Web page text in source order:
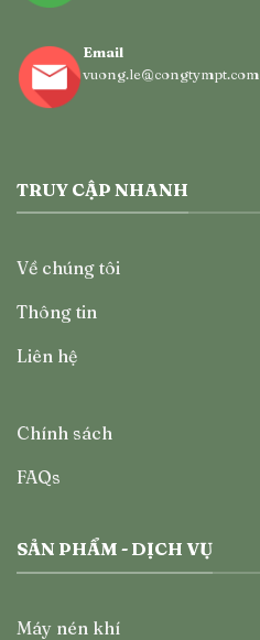
Email
vuong.le@congtympt.com
TRUY CẬP NHANH
Về chúng tôi
Thông tin
Liên hệ
Chính sách
FAQs
SẢN PHẨM - DỊCH VỤ
Máy nén khí